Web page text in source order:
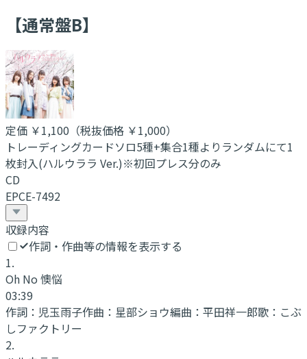
【通常盤B】
定価 ￥1,100 （税抜価格 ￥1,000）
トレーディングカードソロ5種+集合1種よりランダムにて1
枚封入(ハルウララ Ver.)※初回プレス分のみ
CD
EPCE-7492
収録内容
作詞・作曲等の情報を表示する
1.
Oh No 懊悩
03:39
作詞： 児玉雨子作曲： 星部ショウ編曲： 平田祥一郎歌： こぶ
しファクトリー
2.